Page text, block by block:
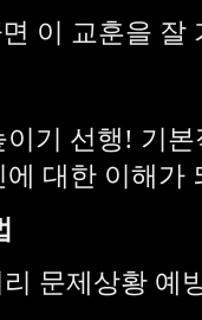
이 교훈을 잘
이기 선행! 기
에 대한 이해가
문제상황 예